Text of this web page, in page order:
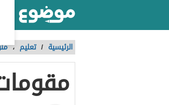
الرئيسية / تعليم ،